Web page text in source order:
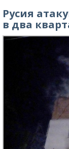
Русия
в два